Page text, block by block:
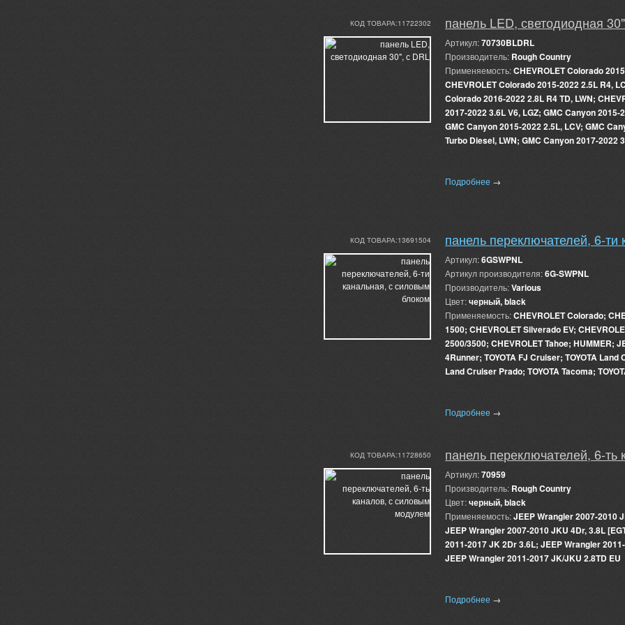
КОД ТОВАРА:11722302 панель LED, светодиодная
Артикул:70730BLDRL
Производитель: Rough Country
Применяемость:CHEVROLET Colorado
CHEVROLET Colorado 2015-2022 2.5L R4,
Colorado 2016-2022 2.8L R4 TD, LWN;
2017-2022 3.6L V6, LGZ; GMC Canyon 2015-
GMC Canyon 2015-2022 2.5L, LCV; GMC
Turbo Diesel, LWN; GMC Canyon 2017-2022
Подробнее →
КОД ТОВАРА:13691504 панель переключателей, 6-
Артикул:6GSWPNL
Артикул производителя:6G-SWPNL
Производитель:Various
Цвет:черный, black
Применяемость:CHEVROLET Colorado;
1500; CHEVROLET Silverado EV;
2500/3500; CHEVROLET Tahoe; HUMMER;
4Runner; TOYOTA FJ Cruiser; TOYOTA Land
Land Cruiser Prado; TOYOTA Tacoma;
Подробнее →
КОД ТОВАРА:11728650 панель переключателей, 6-
Артикул:70959
Производитель: Rough Country
Цвет:черный, black
Применяемость:JEEP Wrangler 2007-2010
JEEP Wrangler 2007-2010 JKU 4Dr, 3.8L
2011-2017 JK 2Dr 3.6L; JEEP Wrangler
JEEP Wrangler 2011-2017 JK/JKU 2.8TD EU
Подробнее →